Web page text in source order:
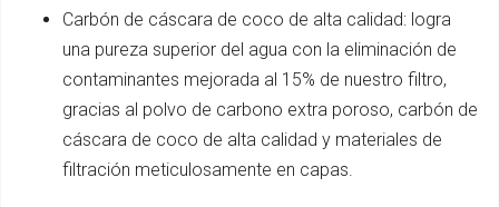
Carbón de cáscara de coco de alta calidad: logra
una pureza superior del agua con la eliminación de
contaminantes mejorada al 15% de nuestro filtro,
gracias al polvo de carbono extra poroso, carbón de
cáscara de coco de alta calidad y materiales de
filtración meticulosamente en capas.